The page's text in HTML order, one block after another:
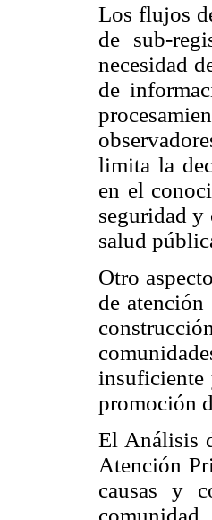
Los flujos
de sub-
necesidad
de
limita la
en el
seguridad y
salud
Otro
de
insuficiente
promoción
El Análisis
Atención
causas y